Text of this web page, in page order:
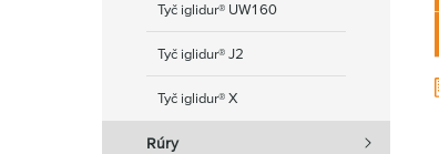
Tyč iglidur® UW160
Tyč iglidur® J2
Tyč iglidur® X
Rúry